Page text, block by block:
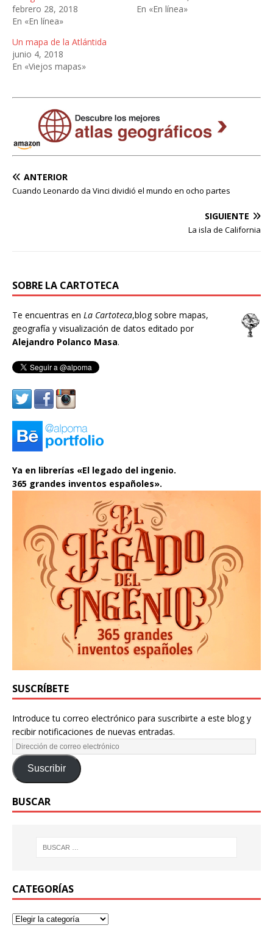
febrero 28, 2018
En «En línea»
En «En línea»
Un mapa de la Atlántida
junio 4, 2018
En «Viejos mapas»
ANTERIOR
Cuando Leonardo da Vinci dividió el mundo en ocho partes
SIGUIENTE
La isla de California
SOBRE LA CARTOTECA
Te encuentras en La Cartoteca,blog sobre mapas,
geografía y visualización de datos editado por
Alejandro Polanco Masa.
Ya en librerías «El legado del ingenio.
365 grandes inventos españoles».
SUSCRÍBETE
Introduce tu correo electrónico para suscribirte a este blog y
recibir notificaciones de nuevas entradas.
Suscribir
BUSCAR
CATEGORÍAS